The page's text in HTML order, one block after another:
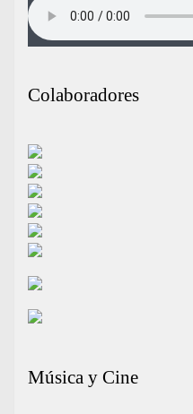
Colaboradores
Música y Cine